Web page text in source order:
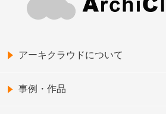
アーキクラウドについて
事例・作品